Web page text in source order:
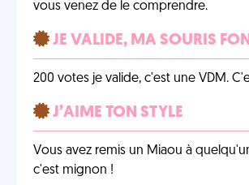
vous venez de le comprendre.
JE VALIDE, MA SOURIS
200 votes je valide, c'est une VDM.
J’AIME TON STYLE
Vous avez remis un Miaou à
c'est mignon !